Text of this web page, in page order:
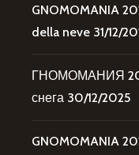
GNOMOMANIA
della neve 31/12/
ГНОМОМАНИЯ
снега 30/12/2025
GNOMOMANIA